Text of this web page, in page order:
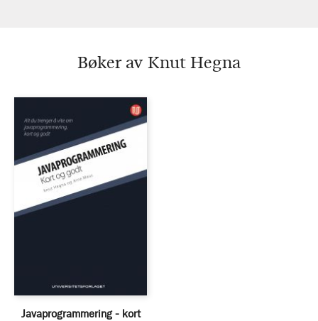
Bøker av Knut Hegna
Javaprogrammering - kort